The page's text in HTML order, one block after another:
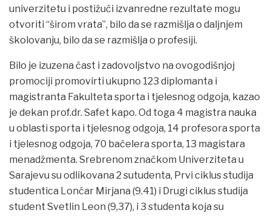
univerzitetu i postižući izvanredne rezultate mogu
otvoriti “širom vrata”, bilo da se razmišlja o daljnjem
školovanju, bilo da se razmišlja o profesiji.
Bilo je izuzena čast i zadovoljstvo na ovogodišnjoj
promociji promovirti ukupno 123 diplomanta i
magistranta Fakulteta sporta i tjelesnog odgoja, kazao
je dekan prof.dr. Safet kapo. Od toga 4 magistra nauka
u oblasti sporta i tjelesnog odgoja, 14 profesora sporta
i tjelesnog odgoja, 70 bačelera sporta, 13 magistara
menadžmenta. Srebrenom značkom Univerziteta u
Sarajevu su odlikovana 2 sutudenta, Prvi ciklus studija
studentica Lončar Mirjana (9.41) i Drugi ciklus studija
student Svetlin Leon (9,37), i 3 studenta koja su